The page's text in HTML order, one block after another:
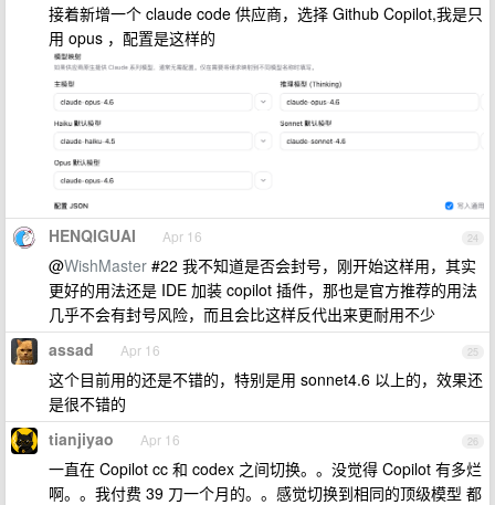
接着新增一个 claude code 供应商，选择 Github Copilot,我是只
用 opus ，配置是这样的
24
HENQIGUAI Apr 16
@WishMaster #22 我不知道是否会封号，刚开始这样用，其实
更好的用法还是 IDE 加装 copilot 插件，那也是官方推荐的用法
几乎不会有封号风险，而且会比这样反代出来更耐用不少
25
assad Apr 16
这个目前用的还是不错的，特别是用 sonnet4.6 以上的，效果还
是很不错的
26
tianjiyao Apr 16
一直在 Copilot cc 和 codex 之间切换。。没觉得 Copilot 有多烂
啊。。我付费 39 刀一个月的。。感觉切换到相同的顶级模型 都